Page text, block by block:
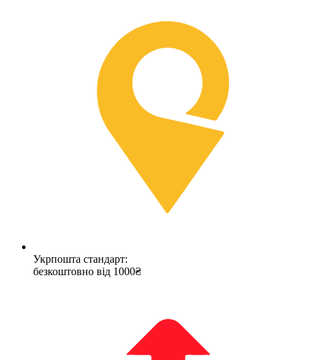
Укрпошта стандарт:
безкоштовно від 1000₴